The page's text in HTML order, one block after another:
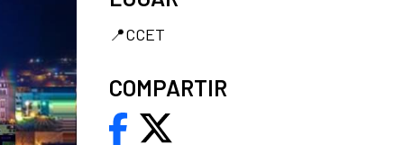
📍CCET
COMPARTIR